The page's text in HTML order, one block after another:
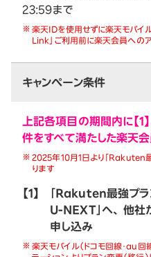
23:59まで
楽天IDを使用せずに楽天モバイ
Link」ご利用前に楽天会員への
キャンペーン条件
上記各項目の期間内に【1】、
件をすべて満たした楽天
2025年10月1日より「Rakuten
ります
【1】
「Rakuten最強プ
U-NEXT」へ、 他社
申し込み
楽天モバイル（ドコモ回線・au回